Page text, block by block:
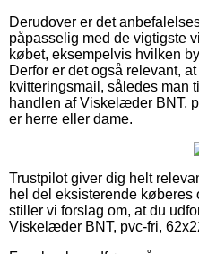
Derudover er det
påpasselig med de vigtigste
købet, eksempelvis hvilken
Derfor er det også relevant,
kvitteringsmail, således man
handlen af Viskelæder BNT,
er herre eller dame.
Trustpilot giver dig helt
hel del eksisterende køberes
stiller vi forslag om, at du
Viskelæder BNT, pvc-fri,